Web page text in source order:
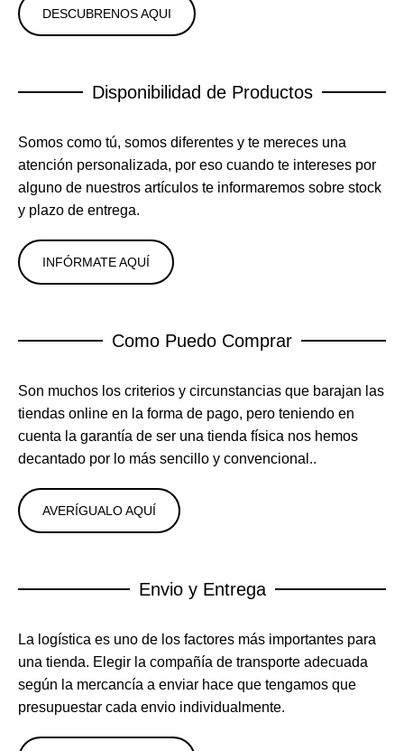
DESCUBRENOS AQUI
Disponibilidad de Productos
Somos como tú, somos diferentes y te mereces una
atención personalizada, por eso cuando te intereses por
alguno de nuestros artículos te informaremos sobre stock
y plazo de entrega.
INFÓRMATE AQUÍ
Como Puedo Comprar
Son muchos los criterios y circunstancias que barajan las
tiendas online en la forma de pago, pero teniendo en
cuenta la garantía de ser una tienda física nos hemos
decantado por lo más sencillo y convencional..
AVERÍGUALO AQUÍ
Envio y Entrega
La logística es uno de los factores más importantes para
una tienda. Elegir la compañía de transporte adecuada
según la mercancía a enviar hace que tengamos que
presupuestar cada envio individualmente.